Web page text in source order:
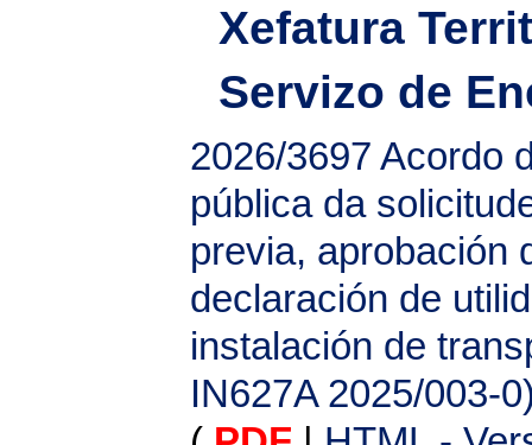
Xefatura
Servizo de
2026/3697 Acordo
pública da
previa, aprobación
declaración de
instalación de
IN627A 2025/003-